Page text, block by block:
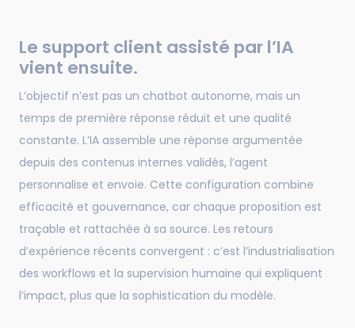
Le support client assisté par l’IA
vient ensuite.
L’objectif n’est pas un chatbot autonome, mais un
temps de première réponse réduit et une qualité
constante. L’IA assemble une réponse argumentée
depuis des contenus internes validés, l’agent
personnalise et envoie. Cette configuration combine
efficacité et gouvernance, car chaque proposition est
traçable et rattachée à sa source. Les retours
d’expérience récents convergent : c’est l’industrialisation
des workflows et la supervision humaine qui expliquent
l’impact, plus que la sophistication du modèle.